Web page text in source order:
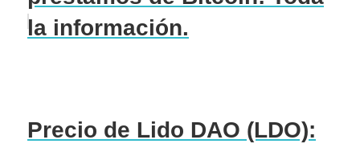
la información.
Precio de Lido DAO (LDO):